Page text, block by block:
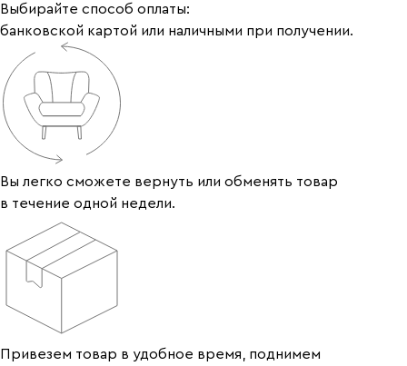
Выбирайте способ оплаты:
банковской картой или наличными при получении.
Вы легко сможете вернуть или обменять товар
в течение одной недели.
Привезем товар в удобное время, поднимем